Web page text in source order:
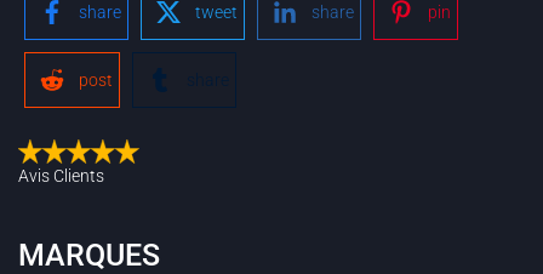
share tweet share pin
post share
Avis Clients
MARQUES